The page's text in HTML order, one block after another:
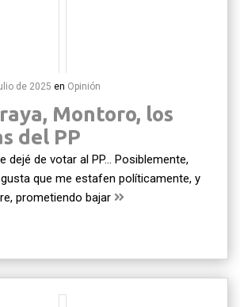
de 2025 en Opinión
Montoro, los
del PP
dejé de votar al PP… Posiblemente,
que me estafen políticamente, y
prometiendo bajar